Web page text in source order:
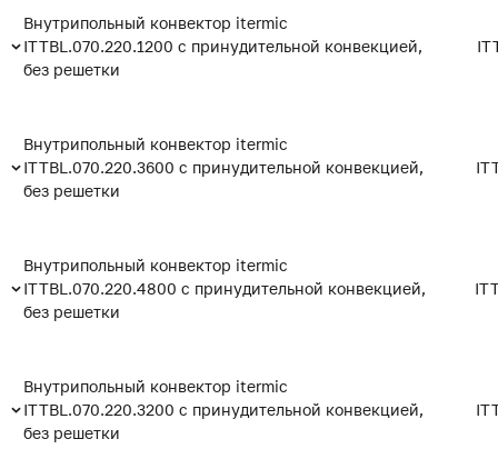
Внутрипольный конвектор itermic
ITTBL.070.220.1200 с принудительной конвекцией,
без решетки
Внутрипольный конвектор itermic
ITTBL.070.220.3600 с принудительной конвекцией,
без решетки
Внутрипольный конвектор itermic
ITTBL.070.220.4800 с принудительной конвекцией,
без решетки
Внутрипольный конвектор itermic
ITTBL.070.220.3200 с принудительной конвекцией,
без решетки